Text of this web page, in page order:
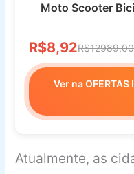
Moto Scooter
R$8,92R$12989,00
Ver na OFERTAS
Atualmente, as